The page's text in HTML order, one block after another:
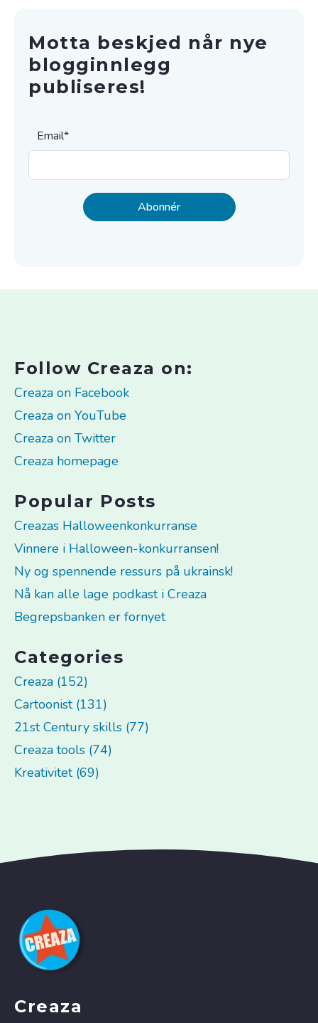
Motta beskjed når nye
blogginnlegg
publiseres!
Email*
Follow Creaza on:
Creaza on Facebook
Creaza on YouTube
Creaza on Twitter
Creaza homepage
Popular Posts
Creazas Halloweenkonkurranse
Vinnere i Halloween-konkurransen!
Ny og spennende ressurs på ukrainsk!
Nå kan alle lage podkast i Creaza
Begrepsbanken er fornyet
Categories
Creaza (152)
Cartoonist (131)
21st Century skills (77)
Creaza tools (74)
Kreativitet (69)
Creaza